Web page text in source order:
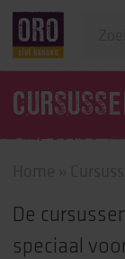
De
speciaal